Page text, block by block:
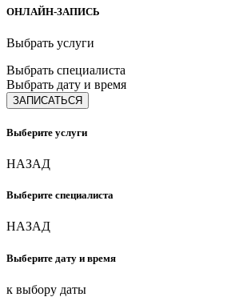
ОНЛАЙН-ЗАПИСЬ
Выбрать услуги
Выбрать специалиста
Выбрать дату и время
ЗАПИСАТЬСЯ
Выберите услуги
НАЗАД
Выберите специалиста
НАЗАД
Выберите дату и время
к выбору даты